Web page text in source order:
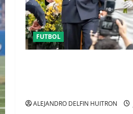
FUTBOL
ALEJANDRO DELFIN HUITRON